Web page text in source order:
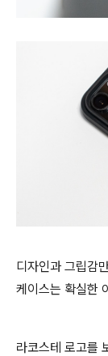
디자인과 그립감
케이스는 확실한
라코스테 로고를